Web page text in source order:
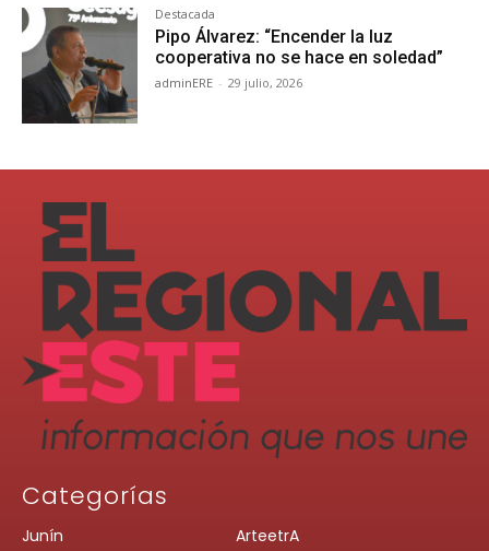
Destacada
Pipo Álvarez: “Encender la luz
cooperativa no se hace en soledad”
adminERE - 29 julio, 2026
Categorías
Junín
ArteetrA